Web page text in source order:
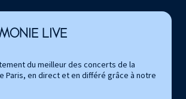
LIVE
du meilleur des concerts de la
Paris, en direct et en différé grâce à notre